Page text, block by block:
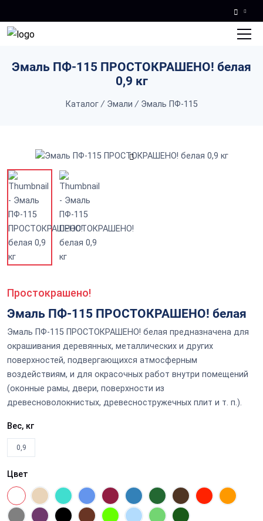
Эмаль ПФ-115 ПРОСТОКРАШЕНО! белая
0,9 кг
Каталог / Эмали / Эмаль ПФ-115
Простокрашено!
Эмаль ПФ-115 ПРОСТОКРАШЕНО! белая
Эмаль ПФ-115 ПРОСТОКРАШЕНО! белая предназначена для
окрашивания деревянных, металлических и других
поверхностей, подвергающихся атмосферным
воздействиям, и для окрасочных работ внутри помещений
(оконные рамы, двери, поверхности из
древесноволокнистых, древесностружечных плит и т. п.).
Вес, кг
0,9
Цвет